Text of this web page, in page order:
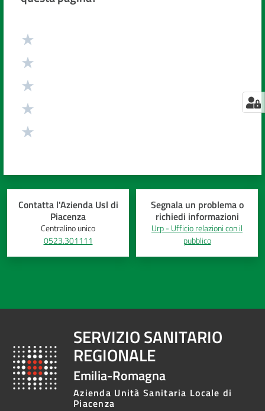
Contatta l'Azienda Usl di
Piacenza
Centralino unico
0523.301111
Segnala un problema o
richiedi informazioni
Urp - Ufficio relazioni con il
pubblico
SERVIZIO SANITARIO
REGIONALE
Emilia-Romagna
Azienda Unità Sanitaria Locale di
Piacenza